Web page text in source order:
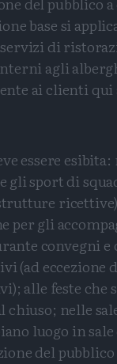
base si
di
agli
ai clienti
essere
gli sport di
per gli
convegni e
(ad eccezione
alle feste che
chiuso; nelle
luogo in
del